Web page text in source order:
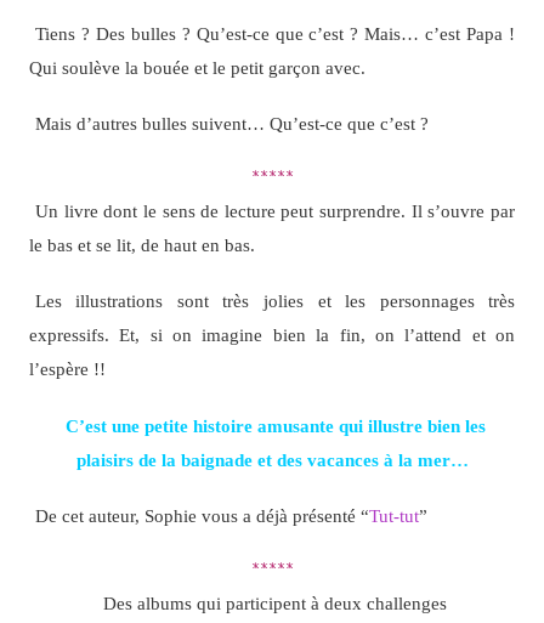
Tiens ? Des bulles ? Qu’est-ce que c’est ? Mais… c’est Papa !
Qui soulève la bouée et le petit garçon avec.
Mais d’autres bulles suivent… Qu’est-ce que c’est ?
*****
Un livre dont le sens de lecture peut surprendre. Il s’ouvre par
le bas et se lit, de haut en bas.
Les illustrations sont très jolies et les personnages très
expressifs. Et, si on imagine bien la fin, on l’attend et on
l’espère !!
C’est une petite histoire amusante qui illustre bien les
plaisirs de la baignade et des vacances à la mer…
De cet auteur, Sophie vous a déjà présenté “Tut-tut”
*****
Des albums qui participent à deux challenges